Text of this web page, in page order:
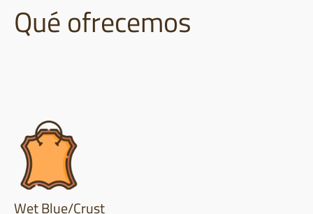
Qué ofrecemos
Wet Blue/Crust